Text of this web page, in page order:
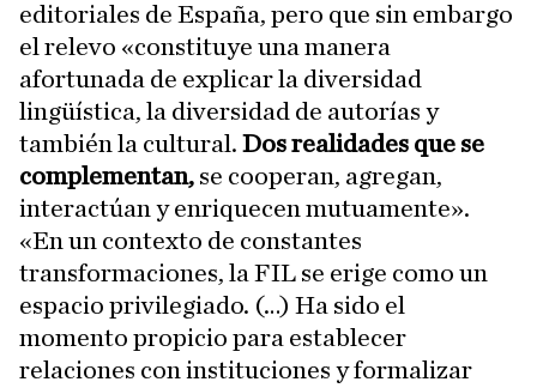
editoriales de España, pero que sin embargo
el relevo «constituye una manera
afortunada de explicar la diversidad
lingüística, la diversidad de autorías y
también la cultural. Dos realidades que se
complementan, se cooperan, agregan,
interactúan y enriquecen mutuamente».
«En un contexto de constantes
transformaciones, la FIL se erige como un
espacio privilegiado. (…) Ha sido el
momento propicio para establecer
relaciones con instituciones y formalizar